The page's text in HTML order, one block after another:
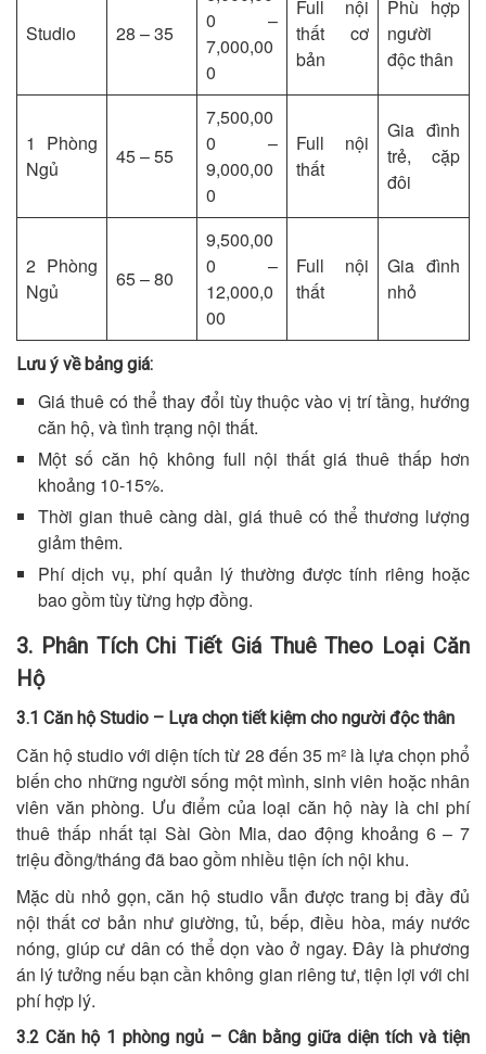
Studio 28 – 35
0 –
7,000,00
0
Full nội
thất cơ
bản
Phù hợp
người
độc thân
1 Phòng
Ngủ
45 – 55
7,500,00
0 –
9,000,00
0
Full nội
thất
Gia đình
trẻ, cặp
đôi
2 Phòng
Ngủ
65 – 80
9,500,00
0 –
12,000,0
00
Full nội
thất
Gia đình
nhỏ
Lưu ý về bảng giá:
Giá thuê có thể thay đổi tùy thuộc vào vị trí tầng, hướng
căn hộ, và tình trạng nội thất.
Một số căn hộ không full nội thất giá thuê thấp hơn
khoảng 10-15%.
Thời gian thuê càng dài, giá thuê có thể thương lượng
giảm thêm.
Phí dịch vụ, phí quản lý thường được tính riêng hoặc
bao gồm tùy từng hợp đồng.
3. Phân Tích Chi Tiết Giá Thuê Theo Loại Căn
Hộ
3.1 Căn hộ Studio – Lựa chọn tiết kiệm cho người độc thân
Căn hộ studio với diện tích từ 28 đến 35 m² là lựa chọn phổ
biến cho những người sống một mình, sinh viên hoặc nhân
viên văn phòng. Ưu điểm của loại căn hộ này là chi phí
thuê thấp nhất tại Sài Gòn Mia, dao động khoảng 6 – 7
triệu đồng/tháng đã bao gồm nhiều tiện ích nội khu.
Mặc dù nhỏ gọn, căn hộ studio vẫn được trang bị đầy đủ
nội thất cơ bản như giường, tủ, bếp, điều hòa, máy nước
nóng, giúp cư dân có thể dọn vào ở ngay. Đây là phương
án lý tưởng nếu bạn cần không gian riêng tư, tiện lợi với chi
phí hợp lý.
3.2 Căn hộ 1 phòng ngủ – Cân bằng giữa diện tích và tiện